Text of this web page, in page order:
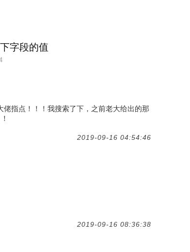
字段的值
指点！！！我搜索了下，之前老大给出的那
2019-09-16 04:54:46
2019-09-16 08:36:38